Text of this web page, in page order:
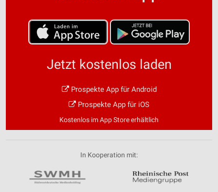
Jetzt kostenlos laden
Prospekte App für Android
Prospekte App für iOS
Kostenlos im App Store erhältlich
In Kooperation mit: